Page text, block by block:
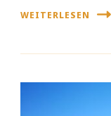
WEITERLESEN